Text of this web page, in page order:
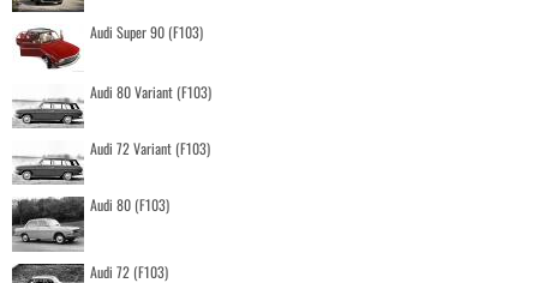
Audi Super 90 (F103)
Audi 80 Variant (F103)
Audi 72 Variant (F103)
Audi 80 (F103)
Audi 72 (F103)